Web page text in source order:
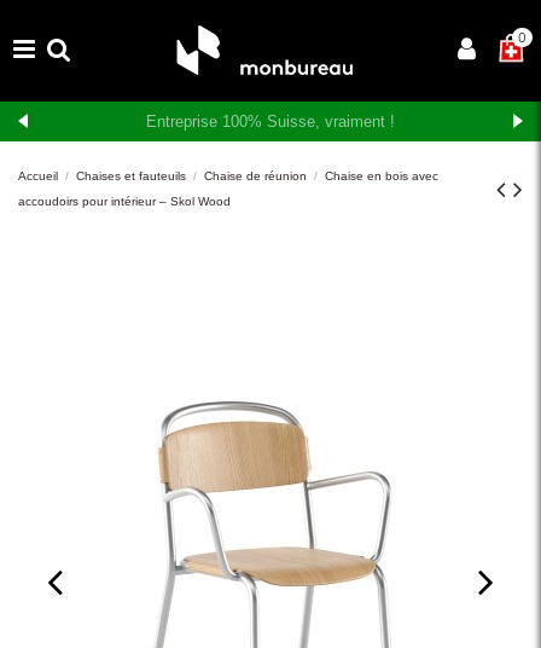
×0
Livraison et montage gratuits en Suisse romande
Accueil Chaises et fauteuils Chaise de réunion
Chaise en bois avec
accoudoirs pour intérieur – Skol Wood